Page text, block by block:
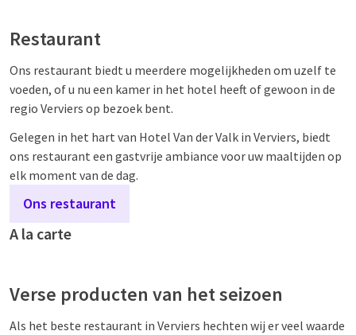
Restaurant
Ons restaurant biedt u meerdere mogelijkheden om uzelf te
voeden, of u nu een kamer in het hotel heeft of gewoon in de
regio Verviers op bezoek bent.
Gelegen in het hart van Hotel Van der Valk in Verviers, biedt
ons restaurant een gastvrije ambiance voor uw maaltijden op
elk moment van de dag.
Ons restaurant
A la carte
Verse producten van het seizoen
Als het beste restaurant in Verviers hechten wij er veel waarde